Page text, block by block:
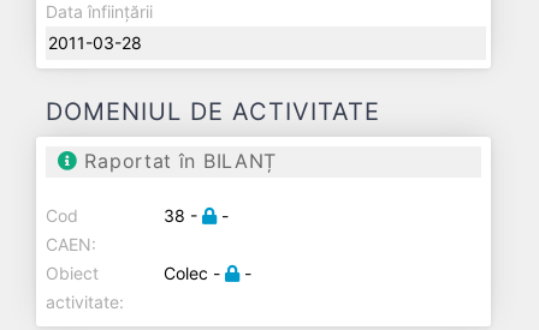
Data înființării
2011-03-28
DOMENIUL DE ACTIVITATE
Raportat în BILANȚ
Cod
CAEN:
38 - -
Obiect
activitate:
Colec - -